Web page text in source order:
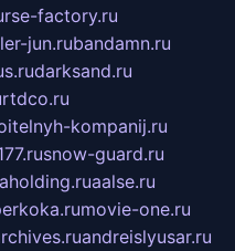
factory.ru
jun.rubandamn.ru
darksand.ru
rtdco.ru
kompanij.ru
snow-guard.ru
aalse.ru
movie-one.ru
andreislyusar.ru